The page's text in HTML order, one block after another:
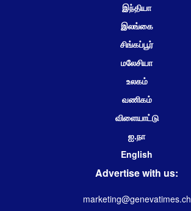
இந்தியா
இலங்கை
சிங்கப்பூர்
மலேசியா
உலகம்
வணிகம்
விளையாட்டு
ஐ.நா
English
Advertise with us:
marketing@genevatimes.ch